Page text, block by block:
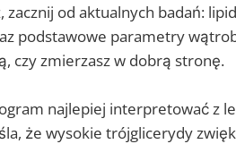
zacznij od aktualnych badań:
podstawowe parametry
czy zmierzasz w dobrą stronę.
najlepiej interpretować z
że wysokie trójglicerydy